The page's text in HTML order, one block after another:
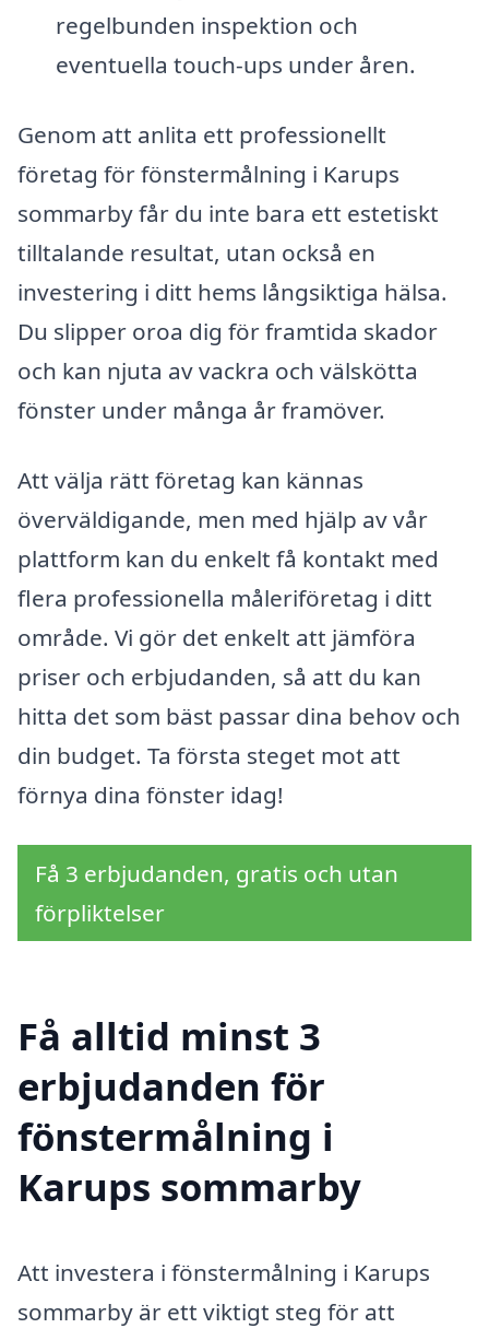
regelbunden inspektion och
eventuella touch-ups under åren.
Genom att anlita ett professionellt
företag för fönstermålning i Karups
sommarby får du inte bara ett estetiskt
tilltalande resultat, utan också en
investering i ditt hems långsiktiga hälsa.
Du slipper oroa dig för framtida skador
och kan njuta av vackra och välskötta
fönster under många år framöver.
Att välja rätt företag kan kännas
överväldigande, men med hjälp av vår
plattform kan du enkelt få kontakt med
flera professionella måleriföretag i ditt
område. Vi gör det enkelt att jämföra
priser och erbjudanden, så att du kan
hitta det som bäst passar dina behov och
din budget. Ta första steget mot att
förnya dina fönster idag!
Få 3 erbjudanden, gratis och utan
förpliktelser
Få alltid minst 3
erbjudanden för
fönstermålning i
Karups sommarby
Att investera i fönstermålning i Karups
sommarby är ett viktigt steg för att